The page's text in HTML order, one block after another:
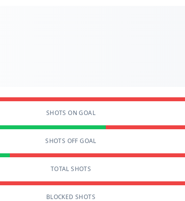
SHOTS ON GOAL
SHOTS OFF GOAL
TOTAL SHOTS
BLOCKED SHOTS